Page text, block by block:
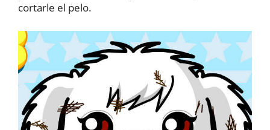
cortarle el pelo.